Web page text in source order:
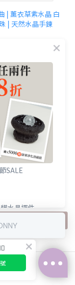
| 薰衣草紫水晶
珠 | 天然水晶手
鍊
NT$1,840
SALE
水晶擺件